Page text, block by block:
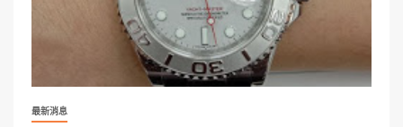
最新消息